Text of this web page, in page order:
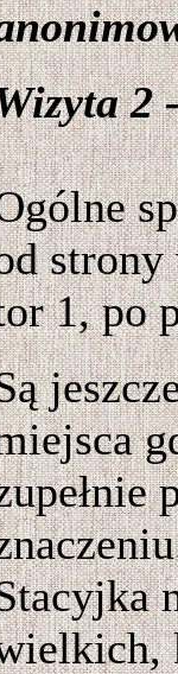
2
strony
1, po